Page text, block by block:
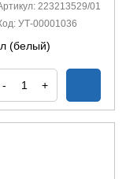
223213529/01
УТ-00001036
(белый)
- +